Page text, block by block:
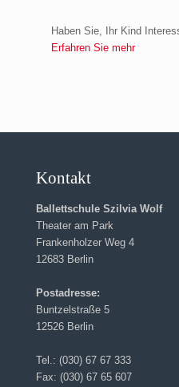
Haben Sie, Ihr Kind
Erfahren Sie mehr
Kontakt
Ballettschule Szilvia Wolf
Theater am Park
Frankenholzer Weg 4
12683 Berlin
Postadresse:
Buntzelstraße 5
12526 Berlin
Tel.: (030) 67 67 333
Fax: (030) 67 65 607